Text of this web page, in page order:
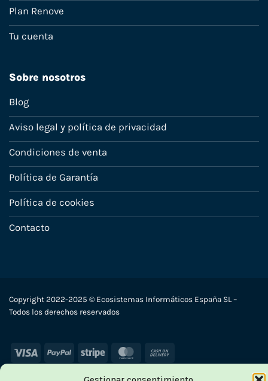
Plan Renove
Tu cuenta
Sobre nosotros
Blog
Aviso legal y política de privacidad
Condiciones de venta
Política de Garantía
Política de cookies
Contacto
Copyright 2022-2025 © Ecosistemas Informáticos España SL –
Todos los derechos reservados
Visa PayPal Stripe MasterCard
On